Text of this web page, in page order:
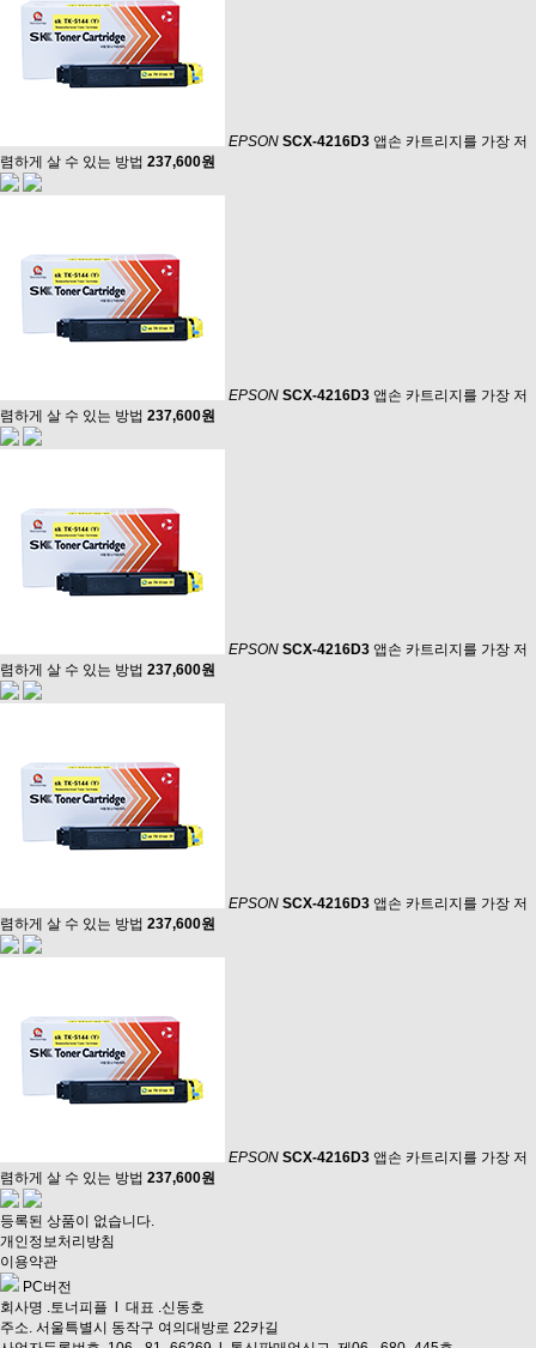
EPSON SCX-4216D3 앱손 카트리지를 가장 저
렴하게 살 수 있는 방법 237,600원
EPSON SCX-4216D3 앱손 카트리지를 가장 저
렴하게 살 수 있는 방법 237,600원
EPSON SCX-4216D3 앱손 카트리지를 가장 저
렴하게 살 수 있는 방법 237,600원
EPSON SCX-4216D3 앱손 카트리지를 가장 저
렴하게 살 수 있는 방법 237,600원
EPSON SCX-4216D3 앱손 카트리지를 가장 저
렴하게 살 수 있는 방법 237,600원
등록된 상품이 없습니다.
개인정보처리방침
이용약관
PC버전
회사명 .토너피플 l 대표 .신동호
주소. 서울특별시 동작구 여의대방로 22카길